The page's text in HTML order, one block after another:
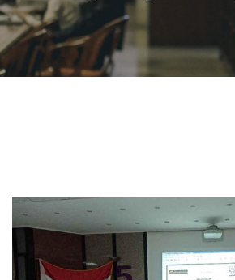
الشئون الأكاديمية
البحث العلمي
الأنظمة الذكية
الإعلام